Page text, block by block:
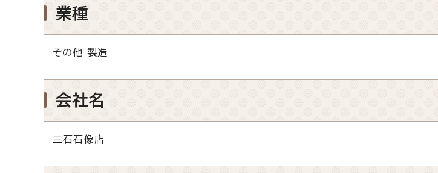
業種
その他 製造
会社名
三石石像店